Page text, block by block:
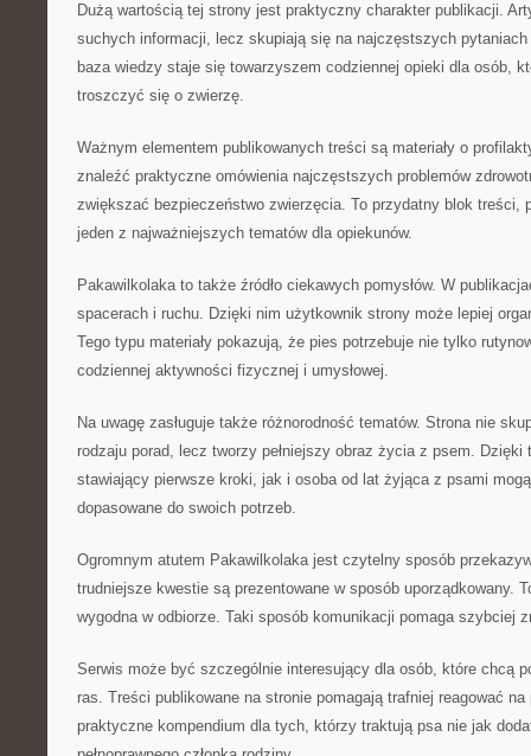
Dużą wartością tej strony jest praktyczny charakter publikacji.
suchych informacji, lecz skupiają się na najczęstszych pytaniach
baza wiedzy staje się towarzyszem codziennej opieki dla osób,
troszczyć się o zwierzę.
Ważnym elementem publikowanych treści są materiały o
znaleźć praktyczne omówienia najczęstszych problemów
zwiększać bezpieczeństwo zwierzęcia. To przydatny blok treści,
jeden z najważniejszych tematów dla opiekunów.
Pakawilkolaka to także źródło ciekawych pomysłów. W
spacerach i ruchu. Dzięki nim użytkownik strony może lepiej
Tego typu materiały pokazują, że pies potrzebuje nie tylko
codziennej aktywności fizycznej i umysłowej.
Na uwagę zasługuje także różnorodność tematów. Strona nie
rodzaju porad, lecz tworzy pełniejszy obraz życia z psem. Dzięki
stawiający pierwsze kroki, jak i osoba od lat żyjąca z psami
dopasowane do swoich potrzeb.
Ogromnym atutem Pakawilkolaka jest czytelny sposób
trudniejsze kwestie są prezentowane w sposób uporządkowany.
wygodna w odbiorze. Taki sposób komunikacji pomaga szybciej
Serwis może być szczególnie interesujący dla osób, które chcą
ras. Treści publikowane na stronie pomagają trafniej reagować
praktyczne kompendium dla tych, którzy traktują psa nie jak